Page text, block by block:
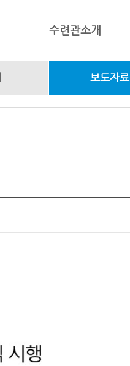
수련관소개
보도자료